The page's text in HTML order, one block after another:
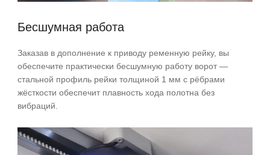
Бесшумная работа
Заказав в дополнение к приводу ременную рейку, вы
обеспечите практически бесшумную работу ворот —
стальной профиль рейки толщиной 1 мм с рёбрами
жёсткости обеспечит плавность хода полотна без
вибраций.